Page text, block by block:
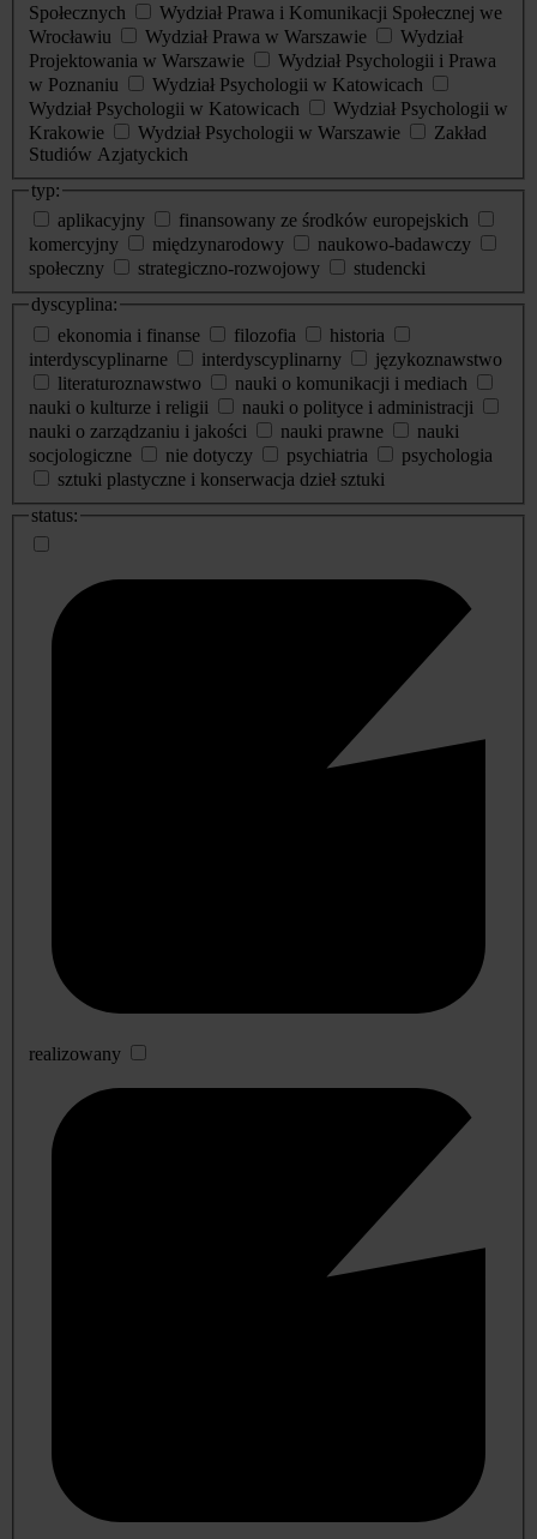
Społecznych
Wydział Prawa i Komunikacji Społecznej we
Wrocławiu
Wydział Prawa w Warszawie
Wydział
Projektowania w Warszawie
Wydział Psychologii i Prawa
w Poznaniu
Wydział Psychologii w Katowicach
Wydział Psychologii w Katowicach
Wydział Psychologii w
Krakowie
Wydział Psychologii w Warszawie
Zakład
Studiów Azjatyckich
typ:
aplikacyjny
finansowany ze środków europejskich
komercyjny
międzynarodowy
naukowo-badawczy
społeczny
strategiczno-rozwojowy
studencki
dyscyplina:
ekonomia i finanse
filozofia
historia
interdyscyplinarne
interdyscyplinarny
językoznawstwo
literaturoznawstwo
nauki o komunikacji i mediach
nauki o kulturze i religii
nauki o polityce i administracji
nauki o zarządzaniu i jakości
nauki prawne
nauki
socjologiczne
nie dotyczy psychiatria
psychologia
sztuki plastyczne i konserwacja dzieł sztuki
status:
realizowany